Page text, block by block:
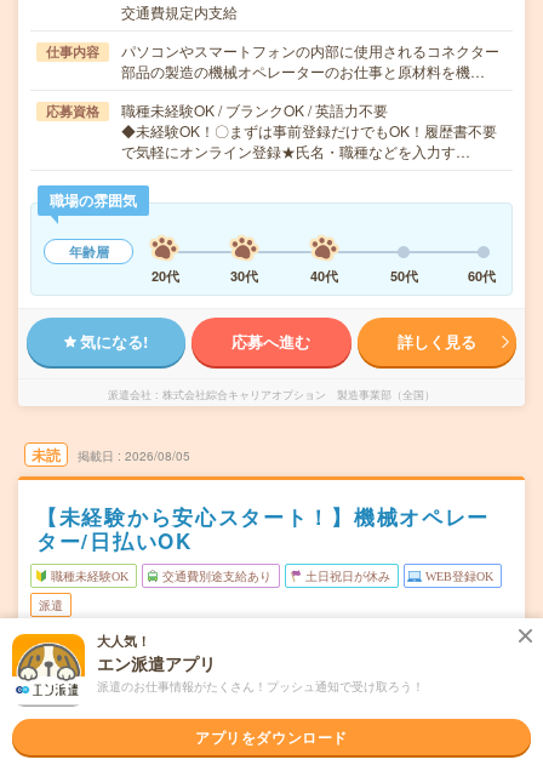
交通費規定内支給
仕事内容
パソコンやスマートフォンの内部に使用されるコネクター
部品の製造の機械オペレーターのお仕事と原材料を機…
応募資格
職種未経験OK / ブランクOK / 英語力不要
◆未経験OK！〇まずは事前登録だけでもOK！履歴書不要
で気軽にオンライン登録★氏名・職種などを入力す…
職場の雰囲気
年齢層
20代
30代 40代 50代 60代
気になる! 応募へ進む 詳しく見る
派遣会社 株式会社綜合キャリアオプション 製造事業部（全国）
未読 掲載日 2026/08/05
【未経験から安心スタート！】機械オペレー
ター/日払いOK
職種未経験OK 交通費別途支給あり 土日祝日が休み WEB登録OK
派遣
勤務地
富山県砺波市
砺波駅から車10分
曜日頻度
時間 06:00～15:0014:45～23:45
大人気！
エン派遣アプリ
派遣のお仕事情報がたくさん！プッシュ通知で受け取ろう！
アプリをダウンロード